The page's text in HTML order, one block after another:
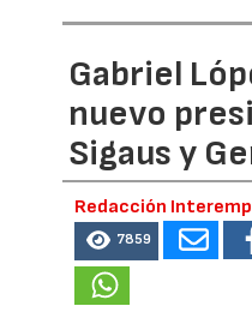
Gabriel
nuevo
Sigaus y
Redacción
7859